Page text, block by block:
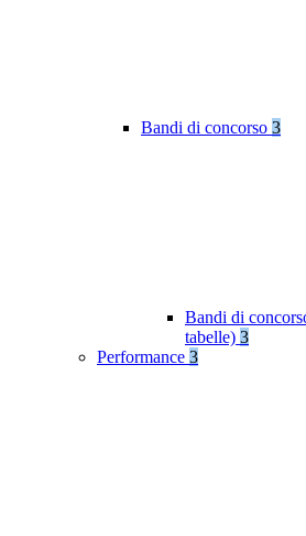
Bandi di concorso 3
Bandi di
tabelle) 3
Performance 3